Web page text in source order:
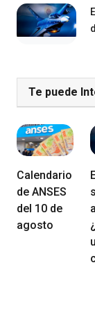
Te puede
Calendario
de ANSES
del 10 de
agosto